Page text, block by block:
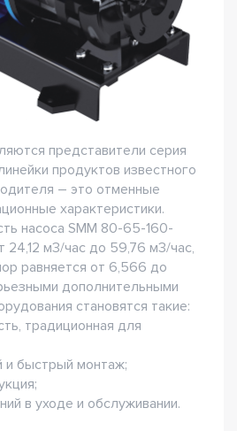
представители серия
продуктов известного
– это отменные
характеристики.
насоса SMM 80-65-160-
24,12 м3/час до 59,76 м3/час,
равняется от 6,566 до
дополнительными
становятся такие:
традиционная для
и быстрый монтаж;
в уходе и обслуживании.